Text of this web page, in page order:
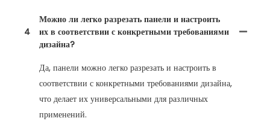
4
Можно ли легко разрезать панели и настроить
их в соответствии с конкретными требованиями
дизайна?
Да, панели можно легко разрезать и настроить в
соответствии с конкретными требованиями дизайна,
что делает их универсальными для различных
применений.